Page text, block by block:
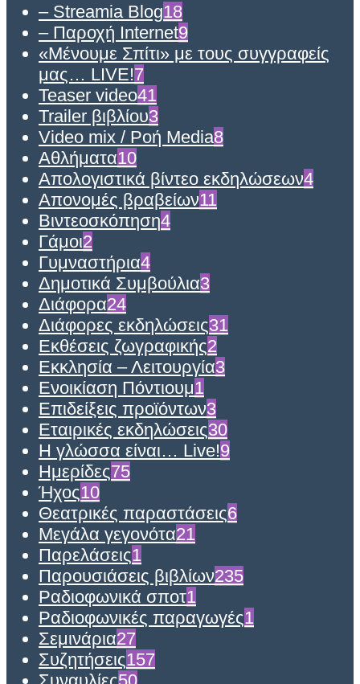
– Streamia Blog18
– Παροχή Internet9
«Μένουμε Σπίτι» με τους συγγραφείς
μας… LIVE!7
Teaser video41
Trailer βιβλίου3
Video mix / Ροή Media8
Αθλήματα10
Απολογιστικά βίντεο εκδηλώσεων4
Απονομές βραβείων11
Βιντεοσκόπηση4
Γάμοι2
Γυμναστήρια4
Δημοτικά Συμβούλια3
Διάφορα24
Διάφορες εκδηλώσεις31
Εκθέσεις ζωγραφικής2
Εκκλησία – Λειτουργία3
Ενοικίαση Πόντιουμ1
Επιδείξεις προϊόντων3
Εταιρικές εκδηλώσεις30
Η γλώσσα είναι… Live!9
Ημερίδες75
Ήχος10
Θεατρικές παραστάσεις6
Μεγάλα γεγονότα21
Παρελάσεις1
Παρουσιάσεις βιβλίων235
Ραδιοφωνικά σποτ1
Ραδιοφωνικές παραγωγές1
Σεμινάρια27
Συζητήσεις157